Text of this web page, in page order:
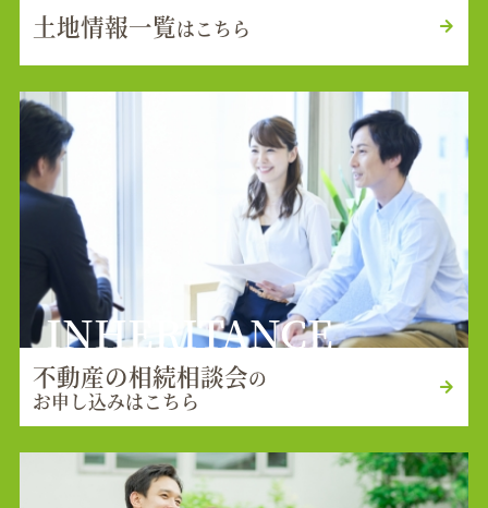
土地情報一覧はこちら
INHERITANCE
不動産の相続相談会の
お申し込みはこちら